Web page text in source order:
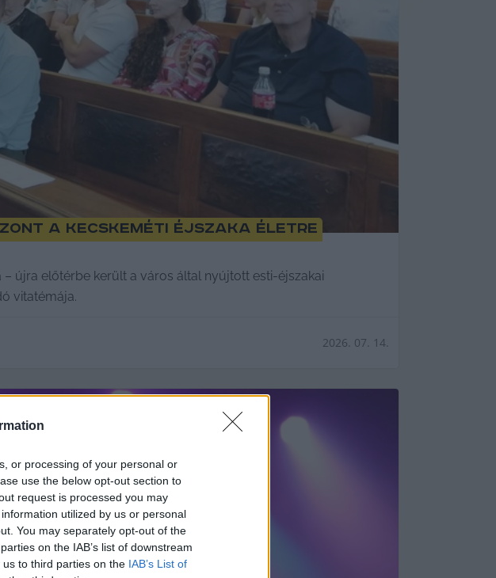
or processing of your personal or
use the below opt-out section to
request is processed you may
utilized by us or personal
You may separately opt-out of the
on the IAB’s list of downstream
to third parties on the IAB’s List of
a kecskeméti éjszaka életre
újra előtérbe került a város által nyújtott esti-éjszakai
vitatémája.
2026. 07. 14.